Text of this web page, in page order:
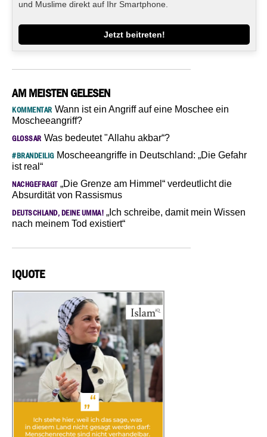
und Muslime direkt auf Ihr Smartphone.
Jetzt beitreten!
AM MEISTEN GELESEN
KOMMENTAR Wann ist ein Angriff auf eine Moschee ein
Moscheeangriff?
GLOSSAR Was bedeutet "Allahu akbar“?
#BRANDEILIGMoscheeangriffe in Deutschland: „Die Gefahr
ist real“
NACHGEFRAGT„Die Grenze am Himmel“ verdeutlicht die
Absurdität von Rassismus
DEUTSCHLAND, DEINE UMMA! „Ich schreibe, damit mein Wissen
nach meinem Tod existiert“
IQUOTE